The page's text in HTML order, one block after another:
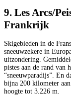
9. Les Arcs/
Frankrijk
Skigebieden in de
sneeuwzekere in
uitzondering.
pistes aan de rand van
“sneeuwparadijs”. En
bijna 200 kilometer
hoogte tot 3.226 m.